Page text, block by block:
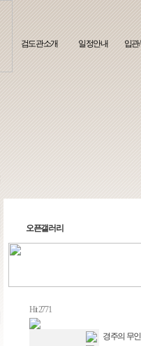
검도관소개 일정안내 입관
오픈갤러리
Hit 2771
경주의 무